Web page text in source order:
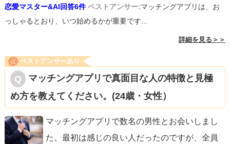
恋愛マスター&AI回答6件 ベストアンサー:マッチングアプリは、お
っしゃるとおり、いつ始めるかが重要です...
詳細を見る＞＞
ベストアンサーあり
マッチングアプリで真面目な人の特徴と見極
め方を教えてください。(24歳・女性）
マッチングアプリで数名の男性とお会いしまし
た。最初は感じの良い人だったのですが、全員